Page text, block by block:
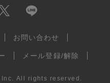
お問い合わせ
メール登録/解除
All rights reserved.